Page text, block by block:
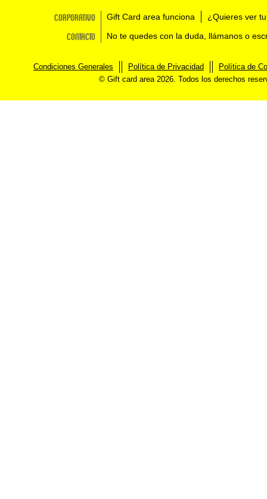
Corporativo Gift Card area funciona ¿Quieres ver
Contacto No te quedes con la duda, llámanos o
Condiciones Generales Política de Privacidad
Política de
© Gift card area 2026. Todos los derechos